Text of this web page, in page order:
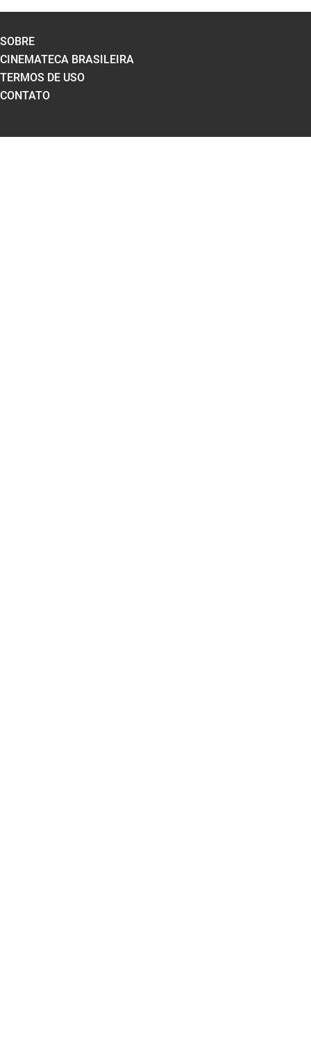
SOBRE
CINEMATECA BRASILEIRA
TERMOS DE USO
CONTATO